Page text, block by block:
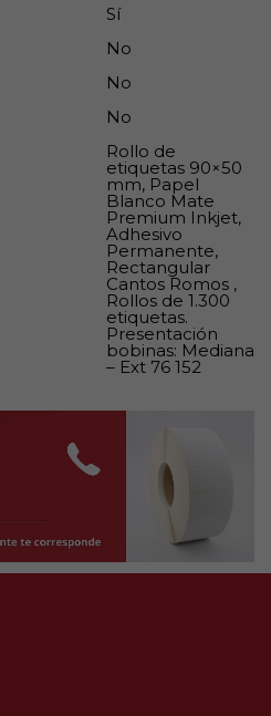
Sí
No
No
No
Rollo de
etiquetas 90×50
mm, Papel
Blanco Mate
Premium Inkjet,
Adhesivo
Permanente,
Rectangular
Cantos Romos ,
Rollos de 1.300
etiquetas.
Presentación
bobinas: Mediana
– Ext 76 152